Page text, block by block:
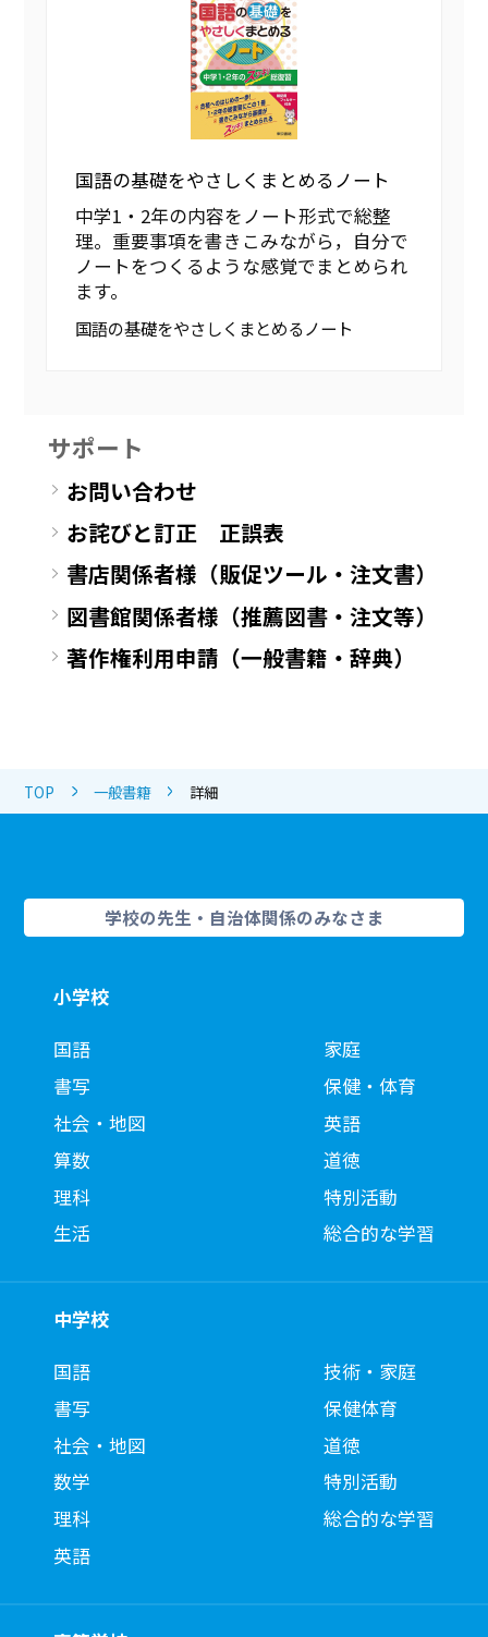
国語の基礎をやさしくまとめるノート
中学1・2年の内容をノート形式で総整
理。重要事項を書きこみながら，自分で
ノートをつくるような感覚でまとめられ
ます。
国語の基礎をやさしくまとめるノート
サポート
お問い合わせ
お詫びと訂正 正誤表
書店関係者様（販促ツール・注文書）
図書館関係者様（推薦図書・注文等）
著作権利用申請（一般書籍・辞典）
TOP 一般書籍 詳細
学校の先生・自治体関係のみなさま
小学校
国語
書写
社会・地図
算数
理科
生活
家庭
保健・体育
英語
道徳
特別活動
総合的な学習
中学校
国語
書写
社会・地図
数学
理科
英語
技術・家庭
保健体育
道徳
特別活動
総合的な学習